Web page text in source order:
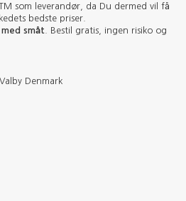
som leverandør, da Du dermed vil få
bedste priser.
småt . Bestil gratis, ingen risiko og
Denmark